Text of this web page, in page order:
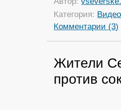
Категория: Видео
Комментарии (3)
Жители
против